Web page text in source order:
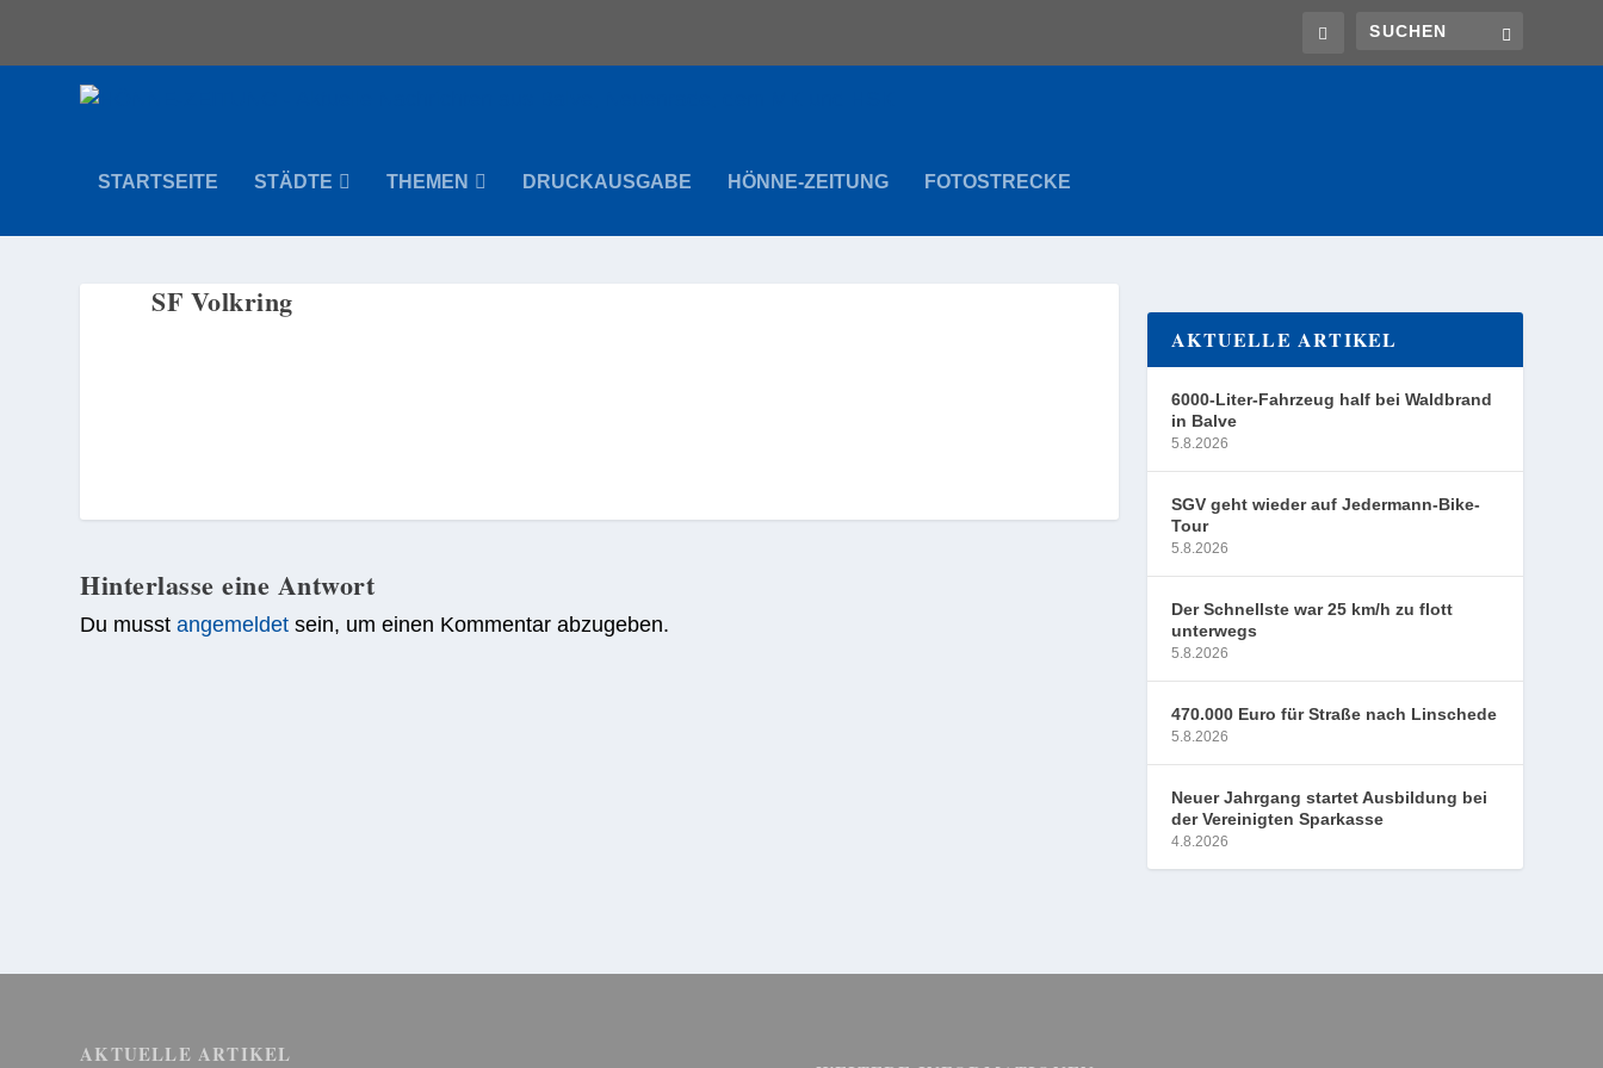
STARTSEITE STÄDTE THEMEN DRUCKAUSGABE HÖNNE-ZEITUNG FOTOSTRECKE
SF Volkring
Hinterlasse eine Antwort
Du musstangemeldet sein, um einen Kommentar abzugeben.
AKTUELLE ARTIKEL
6000-Liter-Fahrzeug half bei Waldbrand
in Balve
5.8.2026
SGV geht wieder auf Jedermann-Bike-
Tour
5.8.2026
Der Schnellste war 25 km/h zu flott
unterwegs
5.8.2026
470.000 Euro für Straße nach Linschede
5.8.2026
Neuer Jahrgang startet Ausbildung bei
der Vereinigten Sparkasse
4.8.2026
AKTUELLE ARTIKEL